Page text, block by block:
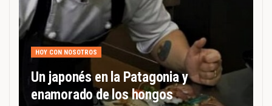
HOY CON NOSOTROS
Un japonés en la Patagonia y
enamorado de los hongos